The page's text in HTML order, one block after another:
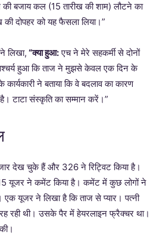
बजाय कल (15 तारीख की शाम) लौटने का
दोपहर को यह फैसला लिया।”
लिखा, “क्या हुआ:एच ने मेरे सहकर्मी से दोनों
हुआ कि ताज ने मुझसे केवल एक दिन के
ने बताया कि वे बदलाव का कारण
टाटा संस्कृति का सम्मान करें।”
देख चुके हैं और 326 ने रिट्विट किया है।
यूजर ने कमेंट किया है। कमेंट में कुछ लोगों ने
यूजर ने लिखा है कि ताज से प्यार। पत्नी
रही थी। उसके पैर में हेयरलाइन फ्रैक्चर था।